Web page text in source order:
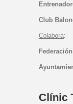
Club
Colabora:
Clínic